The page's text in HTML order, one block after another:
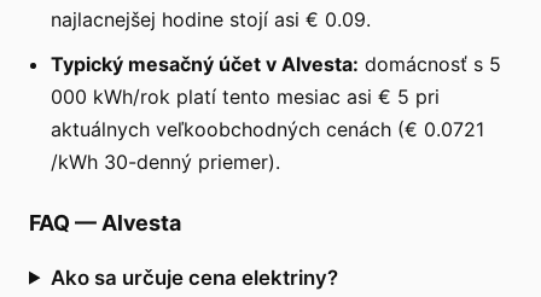
najlacnejšej hodine stojí asi € 0.09.
Typický mesačný účet v Alvesta: domácnosť s 5
000 kWh/rok platí tento mesiac asi € 5 pri
aktuálnych veľkoobchodných cenách (€ 0.0721
/kWh 30-denný priemer).
FAQ — Alvesta
Ako sa určuje cena elektriny?